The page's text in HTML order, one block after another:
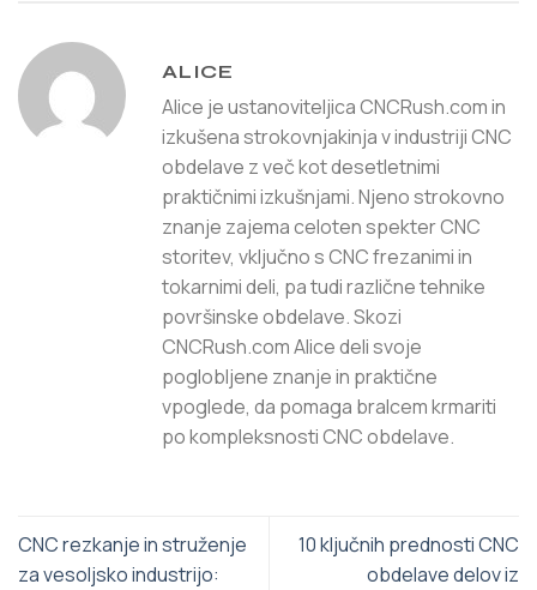
ALICE
Alice je ustanoviteljica CNCRush.com in
izkušena strokovnjakinja v industriji CNC
obdelave z več kot desetletnimi
praktičnimi izkušnjami. Njeno strokovno
znanje zajema celoten spekter CNC
storitev, vključno s CNC frezanimi in
tokarnimi deli, pa tudi različne tehnike
površinske obdelave. Skozi
CNCRush.com Alice deli svoje
poglobljene znanje in praktične
vpoglede, da pomaga bralcem krmariti
po kompleksnosti CNC obdelave.
CNC rezkanje in struženje
za vesoljsko industrijo:
10 ključnih prednosti CNC
obdelave delov iz